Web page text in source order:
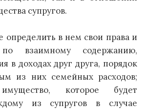
супругов.
определить в нем свои права и
по взаимному содержанию,
в доходах друг друга, порядок
из них семейных расходов;
которое будет
из супругов в случае